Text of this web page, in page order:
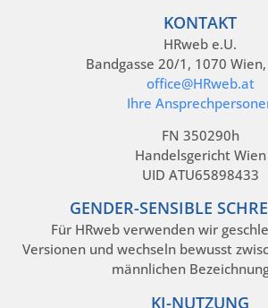
KONTAKT
HRweb e.U.
Bandgasse 20/1, 1070
office@HRweb.at
Ihre
FN 350290h
Handelsgericht Wien
UID ATU65898433
GENDER-SENSIBLE
Für HRweb verwenden wir
Versionen und wechseln bewusst
männlichen
KI-NUTZUNG